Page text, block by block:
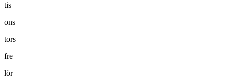
tis
ons
tors
fre
lör